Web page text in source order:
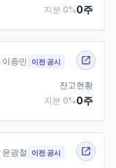
지분 0%0주
이종민 이전 공시
잔고현황
지분 0%0주
윤광철 이전 공시